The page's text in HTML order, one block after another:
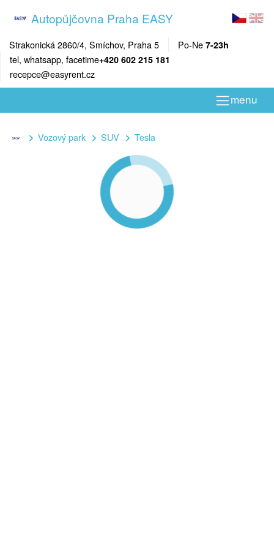
Autopůjčovna Praha EASY
Strakonická 2860/4, Smíchov, Praha 5 Po-Ne 7-23h
tel, whatsapp, facetime+420 602 215 181
recepce@easyrent.cz
menu
Vozový park SUV Tesla